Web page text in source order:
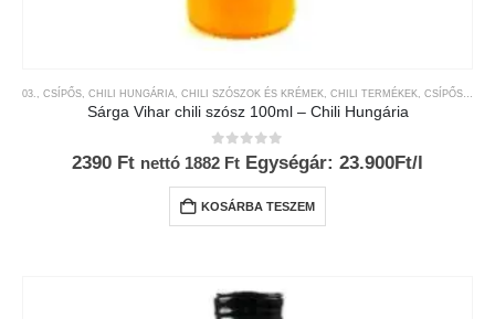
03., CSÍPŐS CHILI HUNGÁRIA CHILI SZÓSZOK ÉS KRÉMEK CHILI TERMÉKEK CSÍPŐSSÉGI-SKÁLA
Sárga Vihar chili szósz 100ml – Chili Hungária
0 az 5-ből
2390 Ft nettó 1882 Ft Egységár: 23.900Ft/l
KOSÁRBA TESZEM